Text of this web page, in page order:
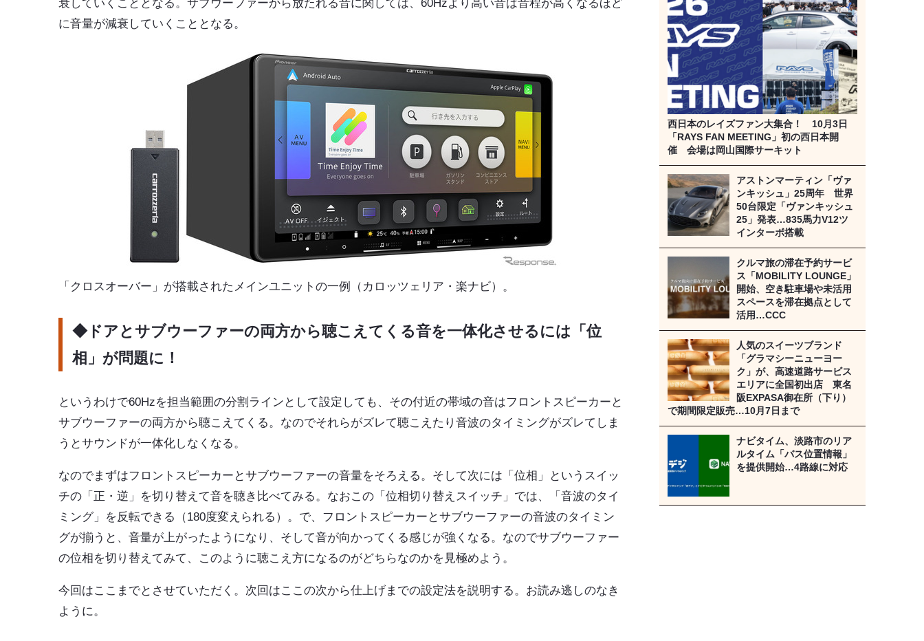
衰していくこととなる。サブウーファーから放たれる音に関しては、60Hzより高い音は音程が高くなるほど
に音量が減衰していくこととなる。
「クロスオーバー」が搭載されたメインユニットの一例（カロッツェリア・楽ナビ）。
◆ドアとサブウーファーの両方から聴こえてくる音を一体化させるには「位
相」が問題に！
というわけで60Hzを担当範囲の分割ラインとして設定しても、その付近の帯域の音はフロントスピーカーと
サブウーファーの両方から聴こえてくる。なのでそれらがズレて聴こえたり音波のタイミングがズレてしま
うとサウンドが一体化しなくなる。
なのでまずはフロントスピーカーとサブウーファーの音量をそろえる。そして次には「位相」というスイッ
チの「正・逆」を切り替えて音を聴き比べてみる。なおこの「位相切り替えスイッチ」では、「音波のタイ
ミング」を反転できる（180度変えられる）。で、フロントスピーカーとサブウーファーの音波のタイミン
グが揃うと、音量が上がったようになり、そして音が向かってくる感じが強くなる。なのでサブウーファー
の位相を切り替えてみて、このように聴こえ方になるのがどちらなのかを見極めよう。
今回はここまでとさせていただく。次回はここの次から仕上げまでの設定法を説明する。お読み逃しのなき
ように。
西日本のレイズファン大集合！ 10月3日
「RAYS FAN MEETING」初の西日本開
催 会場は岡山国際サーキット
アストンマーティン「ヴァ
ンキッシュ」25周年 世界
50台限定「ヴァンキッシュ
25」発表…835馬力V12ツ
インターボ搭載
クルマ旅の滞在予約サービ
ス「MOBILITY LOUNGE」
開始、空き駐車場や未活用
スペースを滞在拠点として
活用…CCC
人気のスイーツブランド
「グラマシーニューヨー
ク」が、高速道路サービス
エリアに全国初出店 東名
阪EXPASA御在所（下り）
で期間限定販売…10月7日まで
ナビタイム、淡路市のリア
ルタイム「バス位置情報」
を提供開始…4路線に対応